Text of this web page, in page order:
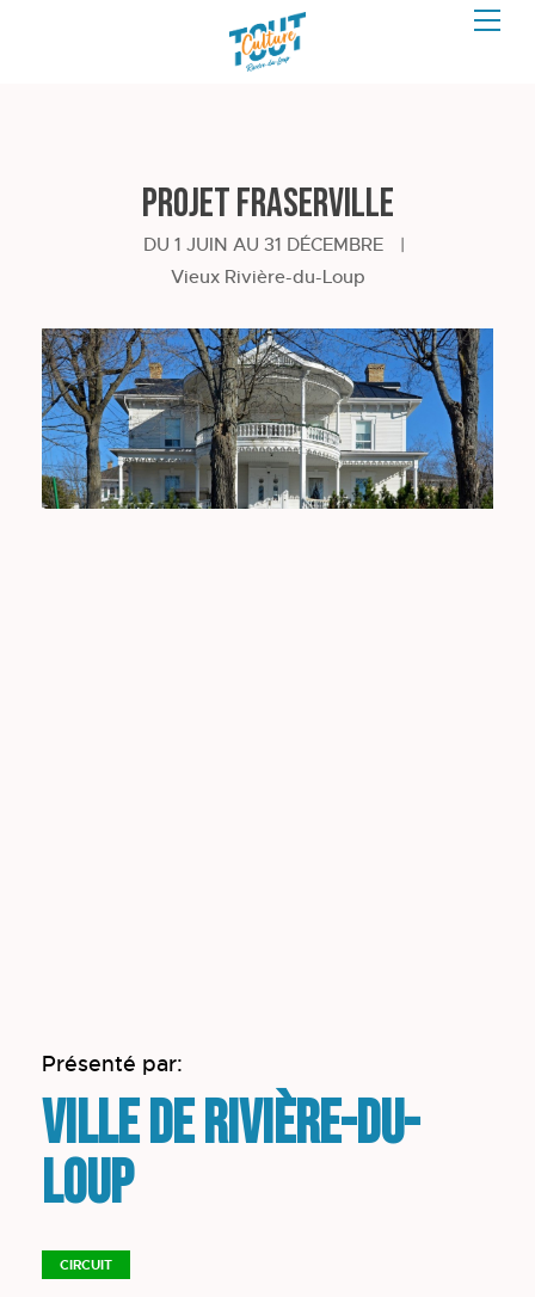
Projet Fraserville
DU 1 JUIN AU 31 DÉCEMBRE
|
Vieux Rivière-du-Loup
Présenté par:
Ville de Rivière-du-
Loup
CIRCUIT